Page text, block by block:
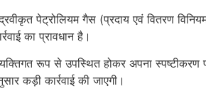
पेट्रोलियम गैस (प्रदाय एवं वितरण
का प्रावधान है।
रूप से उपस्थित होकर अपना
कड़ी कार्रवाई की जाएगी।